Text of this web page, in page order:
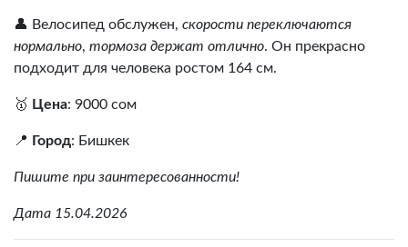
👤 Велосипед обслужен, скорости переключаются
нормально, тормоза держат отлично. Он прекрасно
подходит для человека ростом 164 см.
🥇 Цена: 9000 сом
📍 Город: Бишкек
Пишите при заинтересованности!
Дата 15.04.2026